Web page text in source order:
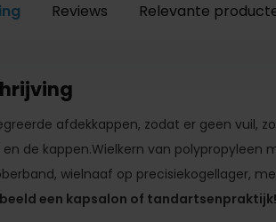
Reviews Relevante
afdekkappen, zodat er geen vuil,
de kappen.Wielkern van polypropyleen
wielnaaf op precisiekogellager,
een kapsalon of tandartsenpraktijk!